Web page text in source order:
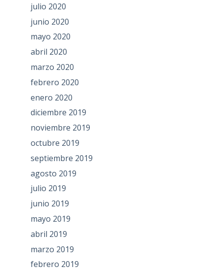
julio 2020
junio 2020
mayo 2020
abril 2020
marzo 2020
febrero 2020
enero 2020
diciembre 2019
noviembre 2019
octubre 2019
septiembre 2019
agosto 2019
julio 2019
junio 2019
mayo 2019
abril 2019
marzo 2019
febrero 2019